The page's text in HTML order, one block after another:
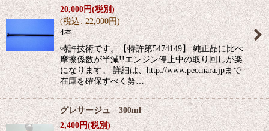
20,000円(税別)
(税込: 22,000円)
4本
特許技術です。【特許第5474149】 純正品に比べ
摩擦係数が半減!!エンジン停止中の取り回しが楽
になります。 詳細は、http://www.peo.nara.jpまで
在庫を確保すべく努…
グレサージュ 300ml
2,400円(税別)